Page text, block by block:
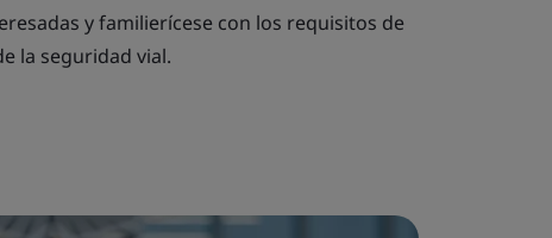
y familierícese con los requisitos de
la seguridad vial.